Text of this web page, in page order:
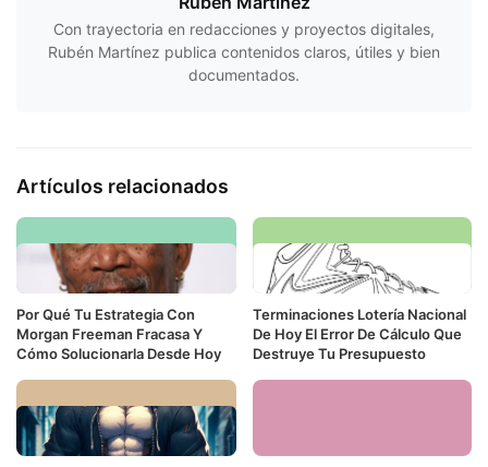
Con trayectoria en redacciones y proyectos digitales,
Rubén Martínez publica contenidos claros, útiles y bien
documentados.
Artículos relacionados
Por Qué Tu Estrategia Con
Morgan Freeman Fracasa Y
Cómo Solucionarla Desde Hoy
Terminaciones Lotería Nacional
De Hoy El Error De Cálculo Que
Destruye Tu Presupuesto